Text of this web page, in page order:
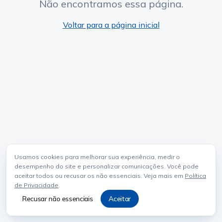
Usamos cookies para melhorar sua experiência, medir o
desempenho do site e personalizar comunicações. Você pode
aceitar todos ou recusar os não essenciais. Veja mais em Política
de Privacidade.
Recusar não essenciais Aceitar
Não encontramos essa página.
Voltar para a página inicial